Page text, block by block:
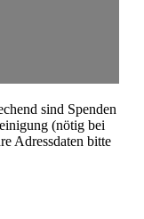
sind Spenden
(nötig bei
Adress­daten bitte